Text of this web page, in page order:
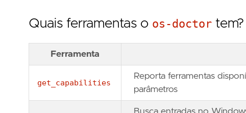
Quais ferramentas o os-doctor tem?
Ferramenta
get_capabilities
Reporta ferramentas
parâmetros